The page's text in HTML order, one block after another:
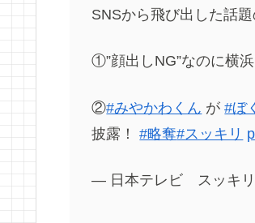
SNSから飛び出した話題
①”顔出しNG”なのに横
②#みやかわくん が#ぼ
披露！#略奪#スッキリ
— 日本テレビ スッキリ